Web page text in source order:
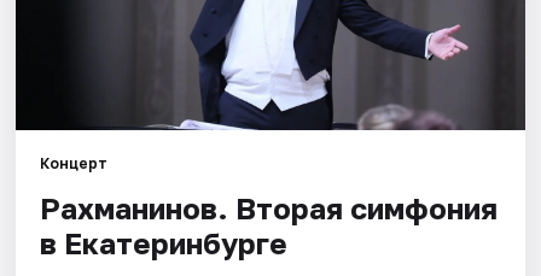
Площадки
Артисты
Концерт
Рахманинов. Вторая симфония
в Екатеринбурге